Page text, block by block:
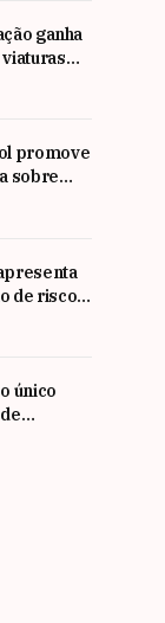
ganha
promove
sobre
com
de risco
único